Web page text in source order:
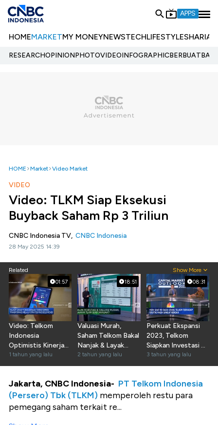
APPS
HOMEMARKETMY MONEYNEWSTECHLIFESTYLESHARIA
RESEARCHOPINIONPHOTOVIDEOINFOGRAPHIC
HOME Market Video Market
VIDEO
Video: TLKM Siap Eksekusi
Buyback Saham Rp 3 Triliun
CNBC Indonesia TV, CNBC Indonesia
28 May 2025 14:39
Related Show More
01:57
Video: Telkom
Indonesia
Optimistis Kinerja
Akhir 2024 Bakal
Positif
1 tahun yang lalu
18:51
Valuasi Murah,
Saham Telkom Bakal
Nanjak & Layak
Koleksi?
2 tahun yang lalu
08:31
Perkuat Ekspansi
2023, Telkom
Siapkan Investasi Rp
40 Triliun
3 tahun yang lalu
Jakarta, CNBC Indonesia- PT Telkom Indonesia
(Persero) Tbk (TLKM) memperoleh restu para
pemegang saham terkait re...